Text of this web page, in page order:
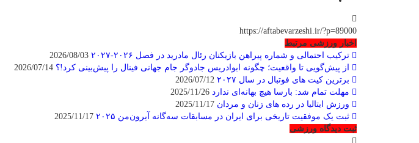
https://aftabevarzeshi.ir/?p=89000
اخبار ورزشی مرتبط
ترکیب احتمالی و شماره پیراهن بازیکنان رئال مادرید در فصل ۲۰۲۶-۲۰۲۷
از پیش‌گویی تا واقعیت؛ چگونه ابوادریس جادوگر جام جهانی فینال را پیش‌بینی کرد!؟
برترین کیت های فوتبال در سال ۲۰۲۷
مهلت تمام شد: بارسا هیچ بهانه‌‌ای ندارد
ورزش ایتالیا در رده های زنان و مردان
ثبت یک موفقیت تاریخی برای ایران در مسابقات سه‌گانه آیرون‌من ۲۰۲۵
ثبت دیدگاه ورزشی